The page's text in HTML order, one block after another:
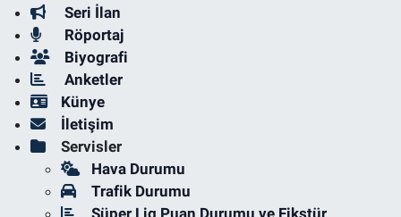
Seri İlan
Röportaj
Biyografi
Anketler
Künye
İletişim
Servisler
Hava Durumu
Trafik Durumu
Süper Lig Puan Durumu ve Fikstür